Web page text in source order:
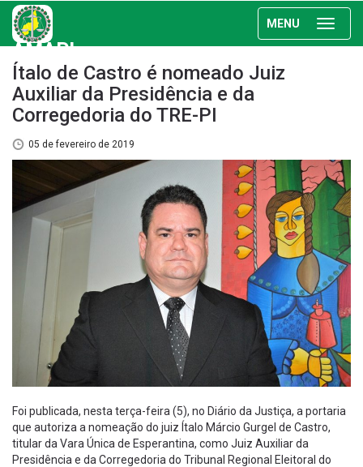
MENU
AMAPI
Ítalo de Castro é nomeado Juiz
Auxiliar da Presidência e da
Corregedoria do TRE-PI
05 de fevereiro de 2019
Foi publicada, nesta terça-feira (5), no Diário da Justiça, a portaria
que autoriza a nomeação do juiz Ítalo Márcio Gurgel de Castro,
titular da Vara Única de Esperantina, como Juiz Auxiliar da
Presidência e da Corregedoria do Tribunal Regional Eleitoral do